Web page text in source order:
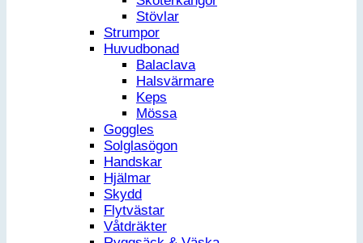
Stövlar
Strumpor
Huvudbonad
Balaclava
Halsvärmare
Keps
Mössa
Goggles
Solglasögon
Handskar
Hjälmar
Skydd
Flytvästar
Våtdräkter